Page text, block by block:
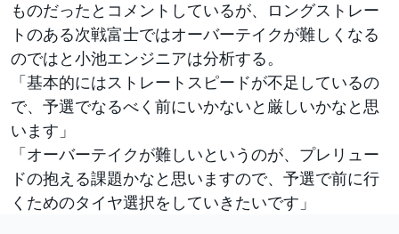
ものだったとコメントしているが、ロングストレー
トのある次戦富士ではオーバーテイクが難しくなる
のではと小池エンジニアは分析する。
「基本的にはストレートスピードが不足しているの
で、予選でなるべく前にいかないと厳しいかなと思
います」
「オーバーテイクが難しいというのが、プレリュー
ドの抱える課題かなと思いますので、予選で前に行
くためのタイヤ選択をしていきたいです」